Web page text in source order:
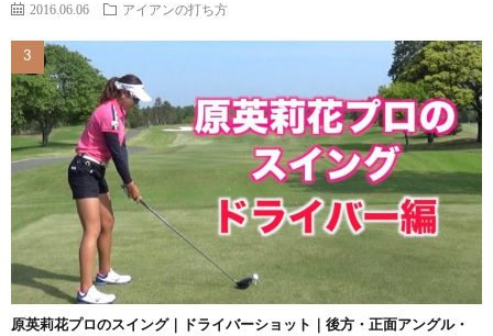
2016.06.06 アイアンの打ち方
原英莉花プロのスイング｜ドライバーショット｜後方・正面アングル・